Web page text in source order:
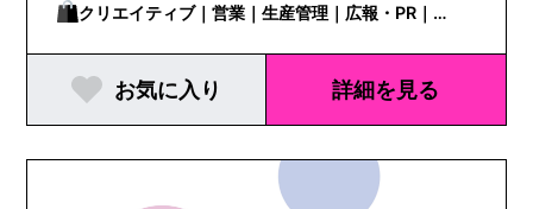
クリエイティブ｜営業｜生産管理｜広報・PR｜
WEB/EC担当
お気に入り 詳細を見る